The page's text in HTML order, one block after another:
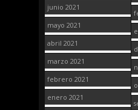
junio 2021
mayo 2021
abril 2021
marzo 2021
febrero 2021
enero 2021